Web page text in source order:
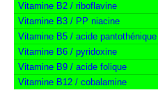
Vitamine B2 / riboflavine
Vitamine B3 / PP niacine
Vitamine B5 / acide pantothénique
Vitamine B6 / pyridoxine
Vitamine B9 / acide folique
Vitamine B12 / cobalamine